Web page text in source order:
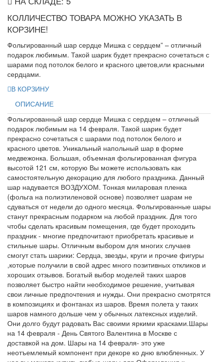
КОЛЛИЧЕСТВО ТОВАРА МОЖНО УКАЗАТЬ В
КОРЗИНЕ!
Фольгированный шар сердце Мишка с сердцем” – отличный
подарок любимым. Такой шарик будет прекрасно сочетаться с
шарами под потолок белого и красного цветов,или красными
сердцами.
В КОРЗИНУ
ОПИСАНИЕ
Фольгированный шар сердце Мишка с сердцем – отличный
подарок любимым на 14 февраля. Такой шарик будет
прекрасно сочетаться с шарами под потолок белого и
красного цветов. Уникальный напольный шар в форме
медвежонка. Большая, объемная фольгированная фигура
высотой 121 см, которую Вы можете использовать как
самостоятельную декорацию для любого праздника. Данный
шар надувается ВОЗДУХОМ. Тонкая миларовая пленка
(фольга на полиэтиленовой основе) позволяет шарам не
сдуваться от недели до одного месяца. Фольгированные шары
станут прекрасным подарком на любой праздник. Для того
чтобы сделать красивым помещения, где будет проходить
праздник - многие предпочитают приобретать красивые и
стильные шары. Отличным выбором для многих случаев
смогут стать шарики: Сердца, звезды, круги и прочие фигуры
,которые получили в свой адрес много позитивных откликов и
хороших отзывов. Богатый выбор моделей таких шаров
позволяет быстро найти необходимое решение, учитывая
свои личные предпочтения и нужды. Они прекрасно смотрятся
в композициях и фонтанах из шаров. Время полета у таких
шаров намного дольше чем у обычных латексных изделий.
Они долго будут радовать Вас своими яркими красками.Шары
на 14 февраля - День Святого Валентина в Москве с
доставкой на дом. Шары на 14 февраля- это уже
неотъемлемый компонент при декоре ко дню влюбленных. У